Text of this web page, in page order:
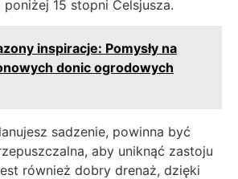
poniżej 15 stopni Celsjusza.
inspiracje: Pomysły na
donic ogrodowych
sadzenie, powinna być
aby uniknąć zastoju
również dobry drenaż, dzięki